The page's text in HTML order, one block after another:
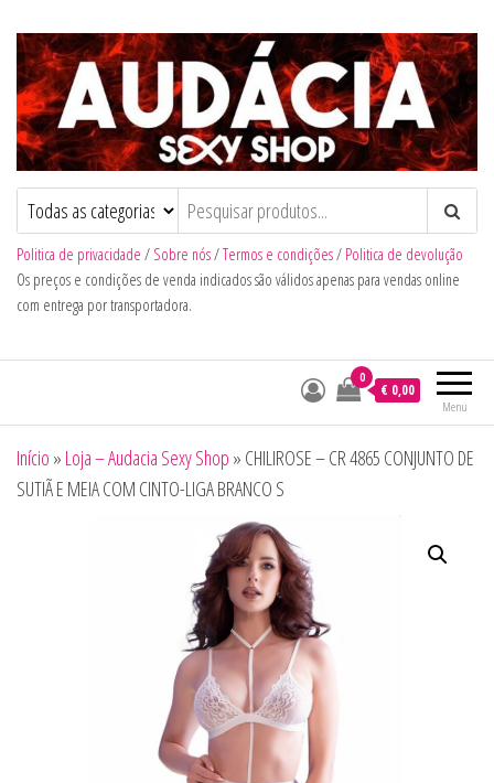
Audacia Sexy Shop
Politica de privacidade / Sobre nós/Termos e condições/ Politica de devolução
Os preços e condições de venda indicados são válidos apenas para vendas online
com entrega por transportadora.
Menu
0
€ 0,00
Início » Loja – Audacia Sexy Shop » CHILIROSE – CR 4865 CONJUNTO DE
SUTIÃ E MEIA COM CINTO-LIGA BRANCO S